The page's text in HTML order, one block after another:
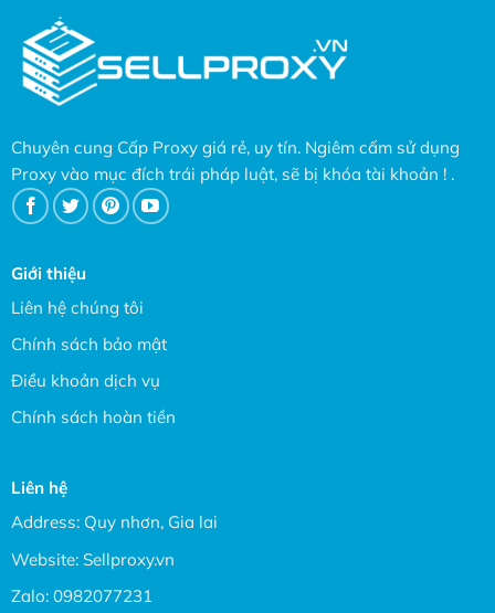
Chuyên cung Cấp Proxy giá rẻ, uy tín. Ngiêm cấm sử dụng
Proxy vào mục đích trái pháp luật, sẽ bị khóa tài khoản ! .
Giới thiệu
Liên hệ chúng tôi
Chính sách bảo mật
Điều khoản dịch vụ
Chính sách hoàn tiền
Liên hệ
Address: Quy nhơn, Gia lai
Website: Sellproxy.vn
Zalo: 0982077231